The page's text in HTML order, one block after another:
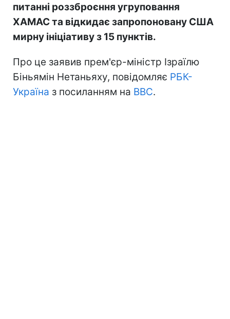
питанні роззброєння угруповання
ХАМАС та відкидає запропоновану США
мирну ініціативу з 15 пунктів.
Про це заявив прем'єр-міністр Ізраїлю
Біньямін Нетаньяху, повідомляє РБК-
Україна з посиланням на BBC.